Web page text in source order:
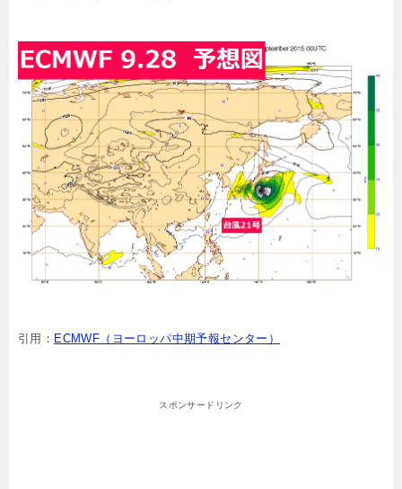
引用： ECMWF（ヨーロッパ中期予報センター）
スポンサードリンク